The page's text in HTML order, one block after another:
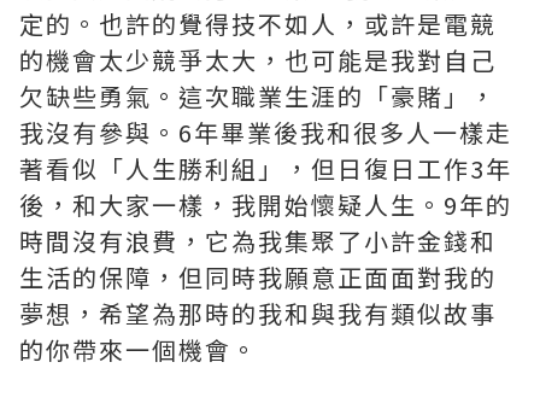
定的。也許的覺得技不如人，或許是電競
的機會太少競爭太大，也可能是我對自己
欠缺些勇氣。這次職業生涯的「豪賭」，
我沒有參與。6年畢業後我和很多人一樣走
著看似「人生勝利組」，但日復日工作3年
後，和大家一樣，我開始懷疑人生。9年的
時間沒有浪費，它為我集聚了小許金錢和
生活的保障，但同時我願意正面面對我的
夢想，希望為那時的我和與我有類似故事
的你帶來一個機會。